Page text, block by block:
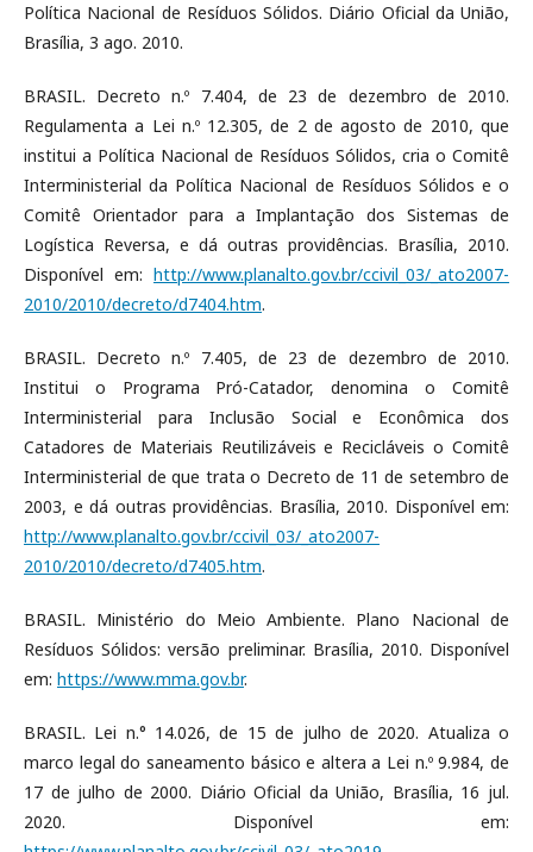
Política Nacional de Resíduos Sólidos. Diário Oficial da União,
Brasília, 3 ago. 2010.
BRASIL. Decreto n.º 7.404, de 23 de dezembro de 2010.
Regulamenta a Lei n.º 12.305, de 2 de agosto de 2010, que
institui a Política Nacional de Resíduos Sólidos, cria o Comitê
Interministerial da Política Nacional de Resíduos Sólidos e o
Comitê Orientador para a Implantação dos Sistemas de
Logística Reversa, e dá outras providências. Brasília, 2010.
Disponível em: http://www.planalto.gov.br/ccivil_03/_ato2007-
2010/2010/decreto/d7404.htm.
BRASIL. Decreto n.º 7.405, de 23 de dezembro de 2010.
Institui o Programa Pró-Catador, denomina o Comitê
Interministerial para Inclusão Social e Econômica dos
Catadores de Materiais Reutilizáveis e Recicláveis o Comitê
Interministerial de que trata o Decreto de 11 de setembro de
2003, e dá outras providências. Brasília, 2010. Disponível em:
http://www.planalto.gov.br/ccivil_03/_ato2007-
2010/2010/decreto/d7405.htm.
BRASIL. Ministério do Meio Ambiente. Plano Nacional de
Resíduos Sólidos: versão preliminar. Brasília, 2010. Disponível
em: https://www.mma.gov.br.
BRASIL. Lei n.° 14.026, de 15 de julho de 2020. Atualiza o
marco legal do saneamento básico e altera a Lei n.º 9.984, de
17 de julho de 2000. Diário Oficial da União, Brasília, 16 jul.
2020. Disponível em: